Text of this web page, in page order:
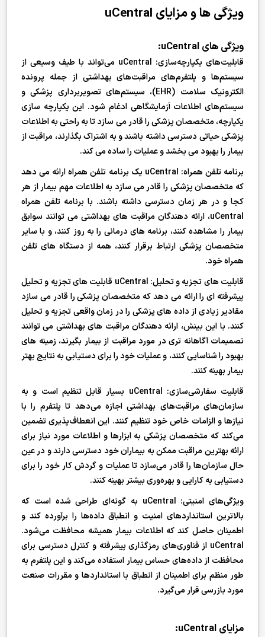
ویژگی ها و مزایای uCentral
ویژگی های uCentral:
قابلیت‌های یکپارچه‌سازی: uCentral می‌تواند با طیف وسیعی از
سیستم‌ها و پلتفرم‌های مراقبت‌های بهداشتی از جمله پرونده
الکترونیک سلامت (EHR)، سیستم‌های تصویربرداری پزشکی و
سیستم‌های اطلاعات آزمایشگاهی ادغام شود. این یکپارچه سازی
یکپارچه، متخصصان پزشکی را قادر می سازد تا به راحتی به اطلاعات
پزشکی حیاتی دسترسی داشته باشند و به اشتراک بگذارند، مراقبت از
بیمار را بهبود می بخشد و عملیات را ساده می کند.
برنامه تلفن همراه: uCentral یک برنامه تلفن همراه ارائه می دهد
که متخصصان پزشکی را قادر می سازد به اطلاعات مهم بیمار از هر
کجا و در هر زمان دسترسی داشته باشند. با برنامه تلفن همراه
uCentral، ارائه دهندگان مراقبت های بهداشتی می توانند سوابق
بیمار را مشاهده کنند، برنامه های درمانی را به روز کنند، و با سایر
متخصصان پزشکی ارتباط برقرار کنند، همه از دستگاه های تلفن
همراه خود.
قابلیت های تجزیه و تحلیل: uCentral قابلیت های تجزیه و تحلیل
پیشرفته ای را ارائه می دهد که متخصصان پزشکی را قادر می سازد
مقادیر زیادی از داده های پزشکی را در زمان واقعی تجزیه و تحلیل
کنند. با این بینش، ارائه دهندگان مراقبت های بهداشتی می توانند
تصمیمات آگاهانه تری در مورد مراقبت از بیمار بگیرند، زمینه های
بهبود را شناسایی کنند، و عملیات خود را برای دستیابی به نتایج بهتر
بیمار بهینه کنند.
قابلیت سفارشی‌سازی: uCentral بسیار قابل تنظیم است و به
سازمان‌های مراقبت‌های بهداشتی اجازه می‌دهد تا پلتفرم را با
نیازها و الزامات خاص خود تنظیم کنند. این انعطاف‌پذیری تضمین
می‌کند که متخصصان پزشکی به ابزارها و اطلاعات مورد نیاز برای
ارائه بهترین مراقبت ممکن به بیماران خود دسترسی دارند و در عین
حال سازمان‌ها را قادر می‌سازد تا عملیات و گردش کار خود را برای
دستیابی به کارایی و بهره‌وری بیشتر بهینه کنند.
ویژگی‌های امنیتی: uCentral به گونه‌ای طراحی شده است که
بالاترین استانداردهای امنیت و انطباق داده‌ها را برآورده کند و
اطمینان حاصل کند که اطلاعات بیمار همیشه محافظت می‌شود.
uCentral از فناوری‌های رمزگذاری پیشرفته و کنترل دسترسی برای
محافظت از داده‌های حساس بیمار استفاده می‌کند و این پلتفرم به
طور منظم برای اطمینان از انطباق با استانداردها و مقررات صنعت
مورد بازرسی قرار می‌گیرد.
مزایای uCentral: